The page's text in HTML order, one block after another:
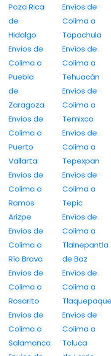
Poza Rica
de
Hidalgo
Envíos de
Colima a
Puebla
de
Zaragoza
Envíos de
Colima a
Puerto
Vallarta
Envíos de
Colima a
Ramos
Arizpe
Envíos de
Colima a
Río Bravo
Envíos de
Colima a
Rosarito
Envíos de
Colima a
Salamanca
Envíos de
Colima a
Tapachula
Envíos de
Colima a
Tehuacán
Envíos de
Colima a
Temixco
Envíos de
Colima a
Tepexpan
Envíos de
Colima a
Tepic
Envíos de
Colima a
Tlalnepantla
de Baz
Envíos de
Colima a
Envíos de
Colima a
Toluca